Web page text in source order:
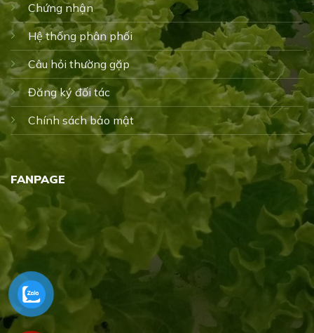
Chứng nhận
Hệ thống phân phối
Câu hỏi thường gặp
Đăng ký đối tác
Chính sách bảo mật
FANPAGE